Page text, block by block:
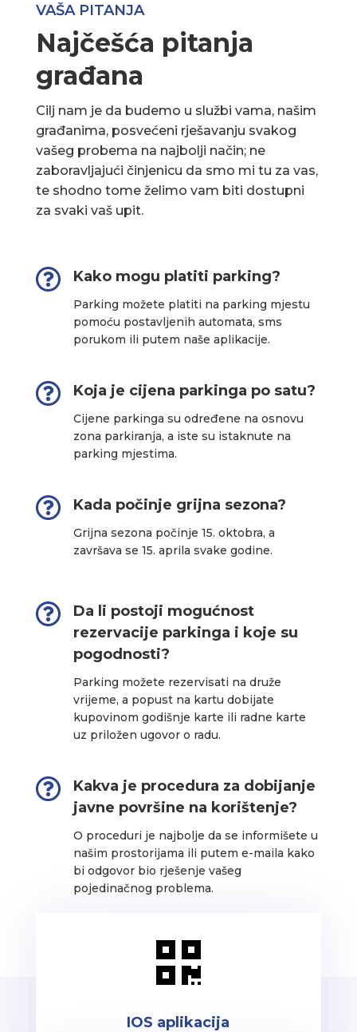
VAŠA PITANJA
Najčešća pitanja
građana
Cilj nam je da budemo u službi vama, našim
građanima, posvećeni rješavanju svakog
vašeg probema na najbolji način; ne
zaboravljajući činjenicu da smo mi tu za vas,
te shodno tome želimo vam biti dostupni
za svaki vaš upit.
 Kako mogu platiti parking?
Parking možete platiti na parking mjestu
pomoću postavljenih automata, sms
porukom ili putem naše aplikacije.
 Koja je cijena parkinga po satu?
Cijene parkinga su određene na osnovu
zona parkiranja, a iste su istaknute na
parking mjestima.
 Kada počinje grijna sezona?
Grijna sezona počinje 15. oktobra, a
završava se 15. aprila svake godine.

Da li postoji mogućnost
rezervacije parkinga i koje su
pogodnosti?
Parking možete rezervisati na druže
vrijeme, a popust na kartu dobijate
kupovinom godišnje karte ili radne karte
uz priložen ugovor o radu.

Kakva je procedura za dobijanje
javne površine na korištenje?
O proceduri je najbolje da se informišete u
našim prostorijama ili putem e-maila kako
bi odgovor bio rješenje vašeg
pojedinačnog problema.

IOS aplikacija